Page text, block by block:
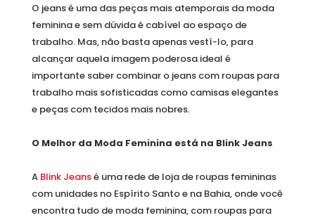
O jeans é uma das peças mais atemporais da moda
feminina e sem dúvida é cabível ao espaço de
trabalho. Mas, não basta apenas vestí-lo, para
alcançar aquela imagem poderosa ideal é
importante saber combinar o jeans com roupas para
trabalho mais sofisticadas como camisas elegantes
e peças com tecidos mais nobres.
O Melhor da Moda Feminina está na Blink Jeans
ABlink Jeansé uma rede de loja de roupas femininas
com unidades no Espírito Santo e na Bahia, onde você
encontra tudo de moda feminina, com roupas para